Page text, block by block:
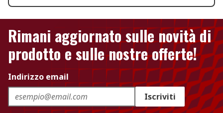
Rimani aggiornato sulle novità di
prodotto e sulle nostre offerte!
Indirizzo email
Iscriviti